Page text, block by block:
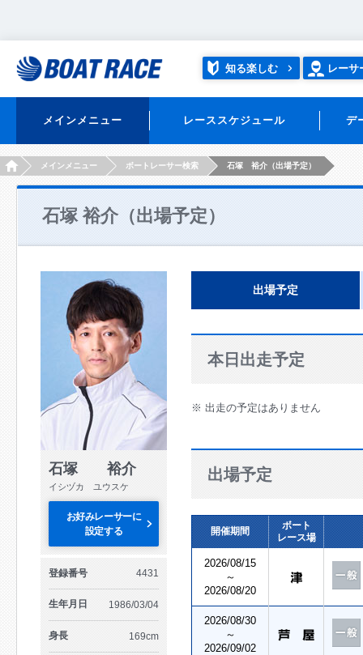
知る楽しむ レーサ
メインメニュー レーススケジュール デ
HOMEメインメニュー ボートレーサー検索 石塚 裕介（出場予定）
石塚 裕介（出場予定）
石塚 裕介
イシヅカ ユウスケ
お好みレーサーに
設定する
登録番号 4431
生年月日 1986/03/04
身長 169cm
出場予定
本日出走予定
※ 出走の予定はありません
出場予定
開催期間
ボート
レース場
2026/08/15
～
2026/08/20
2026/08/30
～
2026/09/02